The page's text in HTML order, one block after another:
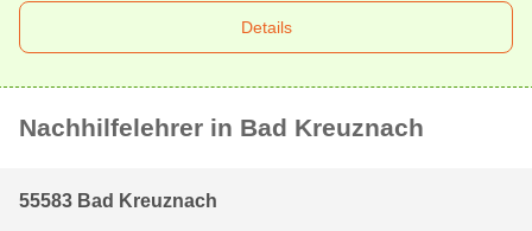
Details
Nachhilfelehrer in Bad Kreuznach
55583 Bad Kreuznach